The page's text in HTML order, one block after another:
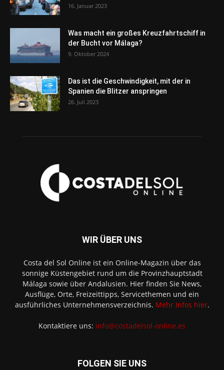
16. Januar 2023
Was macht ein großes Kreuzfahrtschiff in
der Bucht vor Málaga?
9. Oktober 2024
Das ist die Geschwindigkeit, mit der in
Spanien die Blitzer anspringen
26. Juli 2023
WIR ÜBER UNS
Costa del Sol Online ist ein Online-Magazin über das
sonnige Küstengebiet rund um die Provinzhauptstadt
Málaga sowie über Andalusien. Hier finden Sie News,
Ausflüge, Orte, Freizeittipps, Servicethemen und ein
ausführliches Unternehmensverzeichnis. Mehr Infos hier.
Kontaktiere uns: info@costadelsol-online.es
FOLGEN SIE UNS